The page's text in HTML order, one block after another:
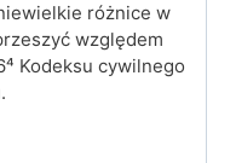
różnice w
względem
Kodeksu cywilnego